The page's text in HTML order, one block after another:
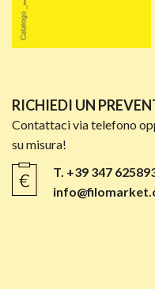
RICHIEDI UN
Contattaci via telefono
su misura!
T. +39 347